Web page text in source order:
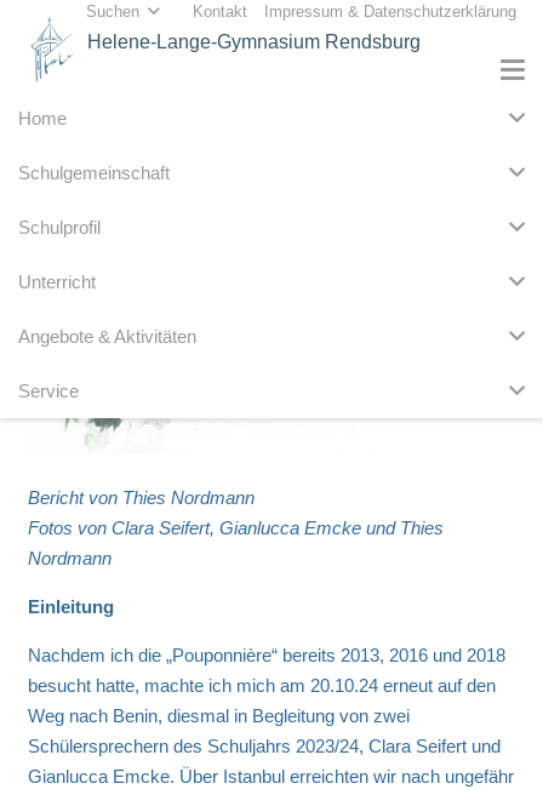
Suchen Kontakt Impressum & Datenschutzerklärung
Helene-Lange-Gymnasium Rendsburg
Home
Schulgemeinschaft
Schulprofil
Unterricht
Angebote & Aktivitäten
Service
Bericht von Thies Nordmann
Fotos von Clara Seifert, Gianlucca Emcke und Thies
Nordmann
Einleitung
Nachdem ich die „Pouponnière“ bereits 2013, 2016 und 2018
besucht hatte, machte ich mich am 20.10.24 erneut auf den
Weg nach Benin, diesmal in Begleitung von zwei
Schülersprechern des Schuljahrs 2023/24, Clara Seifert und
Gianlucca Emcke. Über Istanbul erreichten wir nach ungefähr